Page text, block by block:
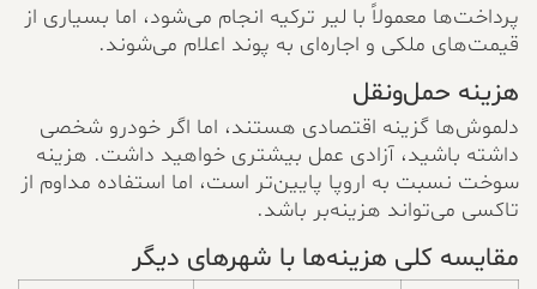
پرداخت‌ها معمولاً با لیر ترکیه انجام می‌شود، اما بسیاری از
قیمت‌های ملکی و اجاره‌ای به پوند اعلام می‌شوند.
هزینه حمل‌ونقل
دلموش‌ها گزینه اقتصادی هستند، اما اگر خودرو شخصی
داشته باشید، آزادی عمل بیشتری خواهید داشت. هزینه
سوخت نسبت به اروپا پایین‌تر است، اما استفاده مداوم از
تاکسی می‌تواند هزینه‌بر باشد.
مقایسه کلی هزینه‌ها با شهرهای دیگر